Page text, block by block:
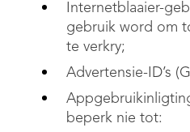
Internetblaaier-
gebruik word om
te verkry;
Advertensie-ID’s
beperk nie tot: